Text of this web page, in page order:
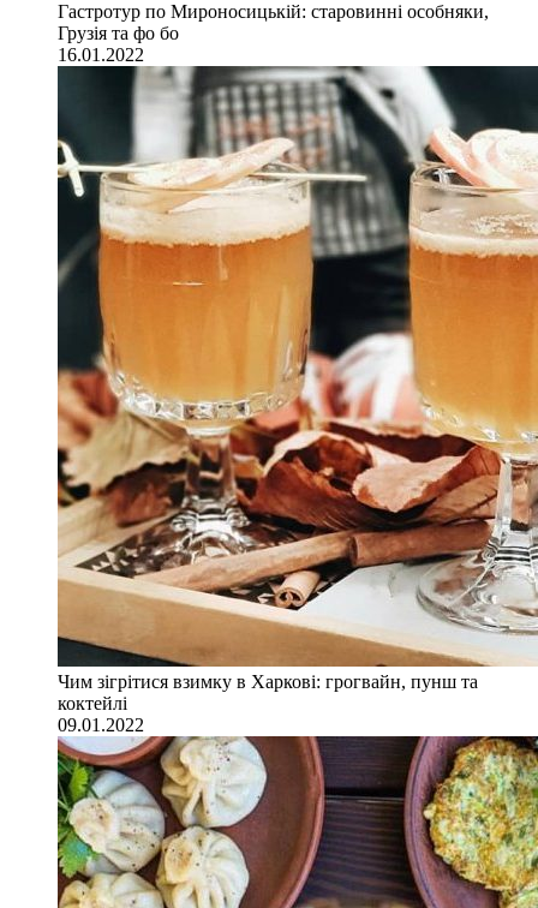
Гастротур по Мироносицькій: старовинні особняки,
Грузія та фо бо
16.01.2022
Чим зігрітися взимку в Харкові: грогвайн, пунш та
коктейлі
09.01.2022